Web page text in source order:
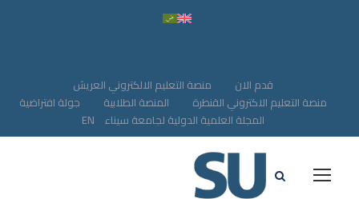
قدم الان
منصة التعليم الالكتروني العريش
منصة التعليم الاكتروني القنطرة
المنصة الطلابية
جولة افتراضية
المجلة العلمية الدولية لجامعة سيناء EN